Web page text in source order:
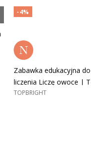
N
Zabawka edukacyjna
liczenia Liczę owoce |
TOPBRIGHT
-4%